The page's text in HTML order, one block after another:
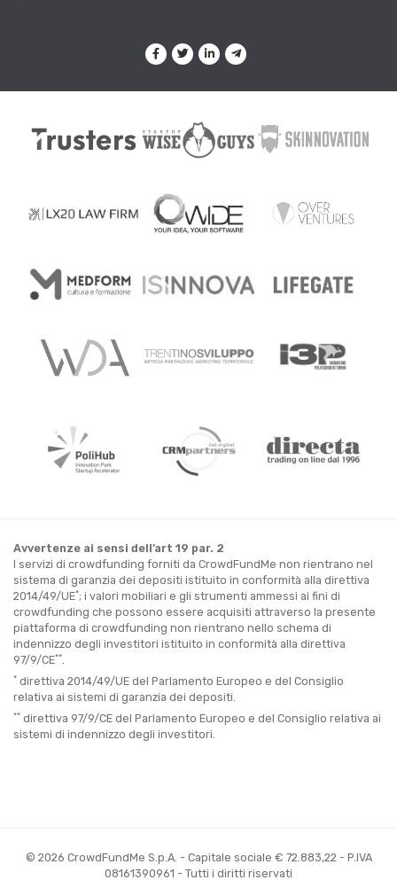
Avvertenze ai sensi dell’art 19 par. 2
I servizi di crowdfunding forniti da CrowdFundMe non rientrano nel
sistema di garanzia dei depositi istituito in conformità alla direttiva
2014/49/UE*; i valori mobiliari e gli strumenti ammessi ai fini di
crowdfunding che possono essere acquisiti attraverso la presente
piattaforma di crowdfunding non rientrano nello schema di
indennizzo degli investitori istituito in conformità alla direttiva
97/9/CE**.
* direttiva 2014/49/UE del Parlamento Europeo e del Consiglio
relativa ai sistemi di garanzia dei depositi.
** direttiva 97/9/CE del Parlamento Europeo e del Consiglio relativa ai
sistemi di indennizzo degli investitori.
© 2026 CrowdFundMe S.p.A. - Capitale sociale € 72.883,22 - P.IVA
08161390961 - Tutti i diritti riservati